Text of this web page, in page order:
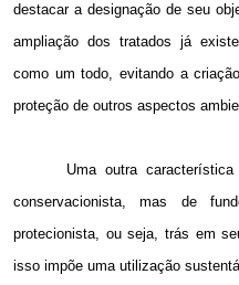
destacar a designação de seu
ampliação dos tratados já
como um todo, evitando a
proteção de outros aspectos
Uma outra
conservacionista, mas de
protecionista, ou seja, trás em
isso impõe uma utilização